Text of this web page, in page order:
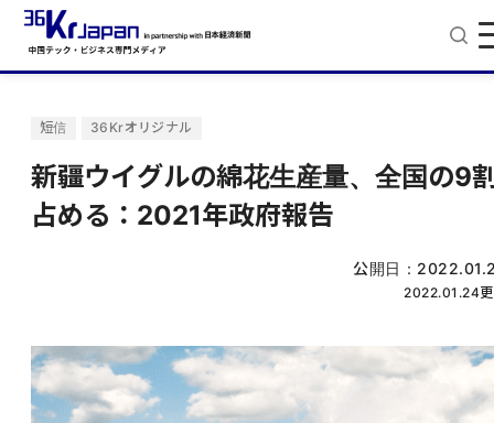
短信 36Krオリジナル
新疆ウイグルの綿花生産量、全国の9
占める：2021年政府報告
公開日：
2022.01.24